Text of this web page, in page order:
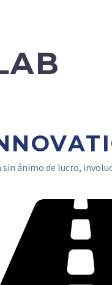
ánimo de lucro,